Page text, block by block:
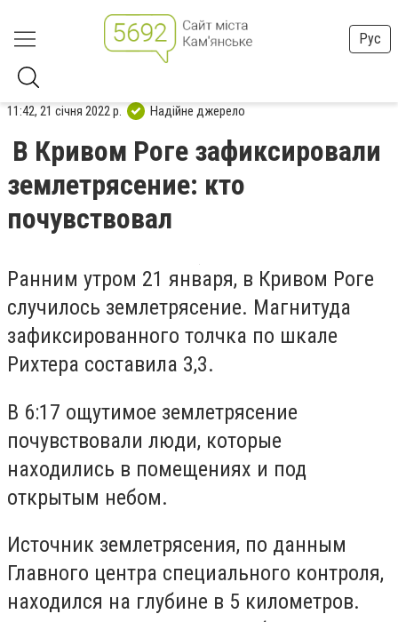
Рус
11:42, 21 січня 2022 р. Надійне джерело
В Кривом Роге зафиксировали
землетрясение: кто
почувствовал
Ранним утром 21 января, в Кривом Роге
случилось землетрясение. Магнитуда
зафиксированного толчка по шкале
Рихтера составила 3,3.
В 6:17 ощутимое землетрясение
почувствовали люди, которые
находились в помещениях и под
открытым небом.
Источник землетрясения, по данным
Главного центра специального контроля,
находился на глубине в 5 километров.